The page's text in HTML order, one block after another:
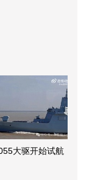
大驱开始试航